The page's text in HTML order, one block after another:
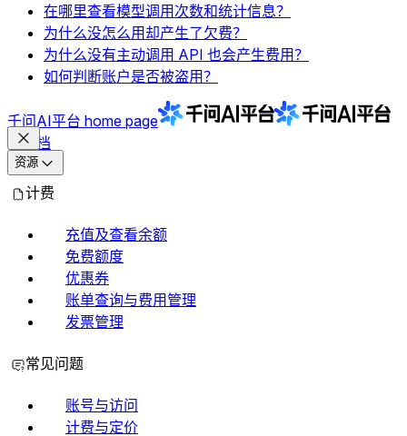
在哪里查看模型调用次数和统计信息？
为什么没怎么用却产生了欠费？
为什么没有主动调用 API 也会产生费用？
如何判断账户是否被盗用？
千问AI平台 home page
文档
资源
计费
充值及查看余额
免费额度
优惠券
账单查询与费用管理
发票管理
常见问题
账号与访问
计费与定价